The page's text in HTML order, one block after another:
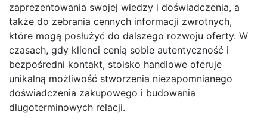
zaprezentowania swojej wiedzy i doświadczenia, a
także do zebrania cennych informacji zwrotnych,
które mogą posłużyć do dalszego rozwoju oferty. W
czasach, gdy klienci cenią sobie autentyczność i
bezpośredni kontakt, stoisko handlowe oferuje
unikalną możliwość stworzenia niezapomnianego
doświadczenia zakupowego i budowania
długoterminowych relacji.